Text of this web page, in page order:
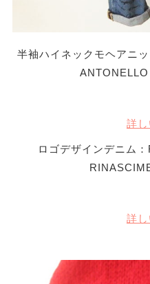
半袖ハイネックモヘアニ
詳
ロゴデザインデニム
詳